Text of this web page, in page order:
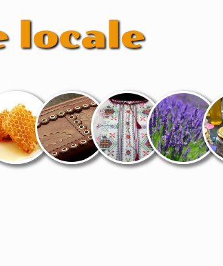
locale